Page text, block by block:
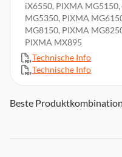
iX6550, PIXMA
MG5350, PIXMA
MG8150, PIXMA
PIXMA MX895
Technische Info
Technische Info
Beste